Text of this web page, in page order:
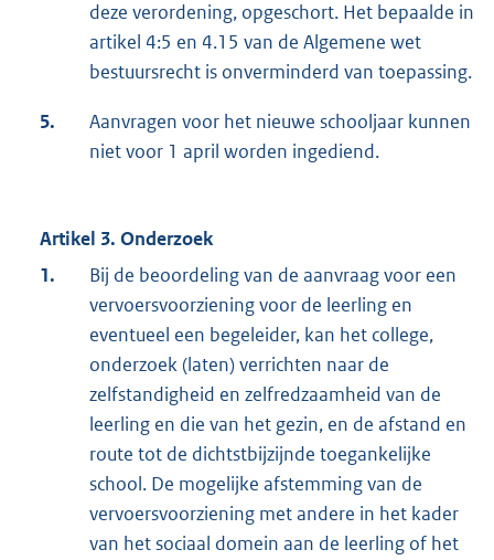
deze verordening, opgeschort. Het bepaalde in
artikel 4:5 en 4.15 van de Algemene wet
bestuursrecht is onverminderd van toepassing.
5.
Aanvragen voor het nieuwe schooljaar kunnen
niet voor 1 april worden ingediend.
Artikel 3. Onderzoek
1.
Bij de beoordeling van de aanvraag voor een
vervoersvoorziening voor de leerling en
eventueel een begeleider, kan het college,
onderzoek (laten) verrichten naar de
zelfstandigheid en zelfredzaamheid van de
leerling en die van het gezin, en de afstand en
route tot de dichtstbijzijnde toegankelijke
school. De mogelijke afstemming van de
vervoersvoorziening met andere in het kader
van het sociaal domein aan de leerling of het